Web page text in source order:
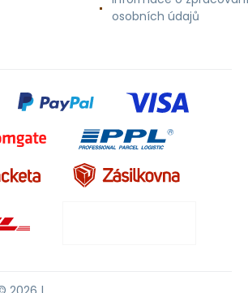
osobních údajů